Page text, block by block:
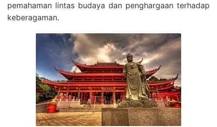
pemahaman lintas budaya dan penghargaan terhadap
keberagaman.